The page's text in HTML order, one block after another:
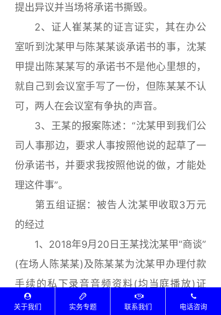
提出异议并当场将承诺书撕毁。
2、证人崔某某的证言证实，其在办公
室听到沈某甲与陈某某谈承诺书的事，沈某
甲提出陈某某写的承诺书不是他心里想的，
就自己到会议室手写了一份，但陈某某不认
可，两人在会议室有争执的声音。
3、王某的报案陈述：“沈某甲到我们公
司人事那边，要求人事按照他说的起草了一
份承诺书，并要求我按照他说的做，才能处
理这件事”。
第五组证据：被告人沈某甲收取3万元
的经过
1、2018年9月20日王某找沈某甲“商谈”
(在场人陈某某)及陈某某为沈某甲办理付款
手续的私下录音音频资料(均当庭播放)证
实，王某在报案后借通知沈某甲领退工单之
关于我们 实务专题 联系我们 电话咨询